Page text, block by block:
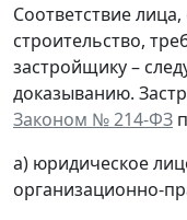
Соответствие
строительство,
застройщику –
доказыванию.
Законом № 214-ФЗ
а) юридическое
организационно-